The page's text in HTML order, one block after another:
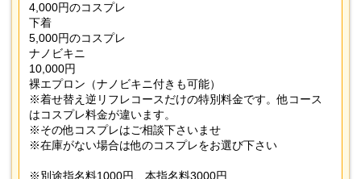
4,000円のコスプレ
下着
5,000円のコスプレ
ナノビキニ
10,000円
裸エプロン（ナノビキニ付きも可能）
※着せ替え逆リフレコースだけの特別料金です。他コース
はコスプレ料金が違います。
※その他コスプレはご相談下さいませ
※在庫がない場合は他のコスプレをお選び下さい
※別途指名料1000円、本指名料3000円